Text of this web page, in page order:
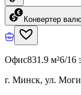
Конвертер
Офис831.9 м²6/16
г. Минск, ул.